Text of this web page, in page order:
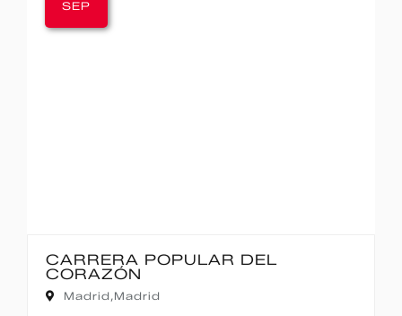
IBERCAJA MADRID CORRE POR
MADRID – 10K
Madrid,